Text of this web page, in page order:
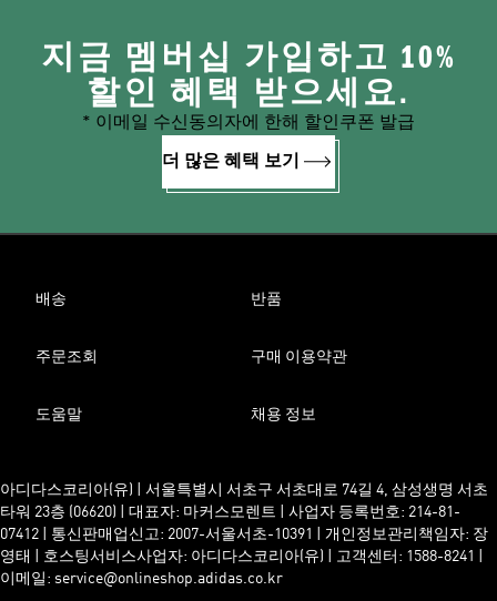
지금 멤버십 가입하고 10%
할인 혜택 받으세요.
* 이메일 수신동의자에 한해 할인쿠폰 발급
더 많은 혜택 보기
배송 반품
주문조회 구매 이용약관
도움말 채용 정보
아디다스코리아(유) | 서울특별시 서초구 서초대로 74길 4, 삼성생명 서초
타워 23층 (06620) | 대표자: 마커스모렌트 | 사업자 등록번호: 214-81-
07412 | 통신판매업신고: 2007-서울서초-10391 | 개인정보관리책임자: 장
영태 | 호스팅서비스사업자: 아디다스코리아(유) | 고객센터: 1588-8241 |
이메일: service@onlineshop.adidas.co.kr